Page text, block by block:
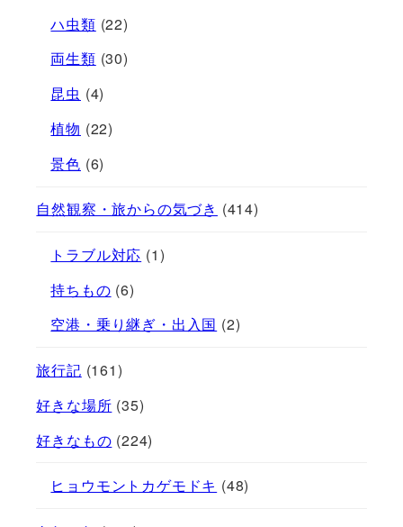
ハ虫類 (22)
両生類 (30)
昆虫 (4)
植物 (22)
景色 (6)
自然観察・旅からの気づき (414)
トラブル対応 (1)
持ちもの (6)
空港・乗り継ぎ・出入国 (2)
旅行記 (161)
好きな場所 (35)
好きなもの (224)
ヒョウモントカゲモドキ (48)